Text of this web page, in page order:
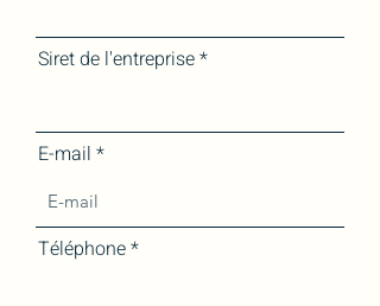
Siret de l'entreprise
E-mail
Téléphone